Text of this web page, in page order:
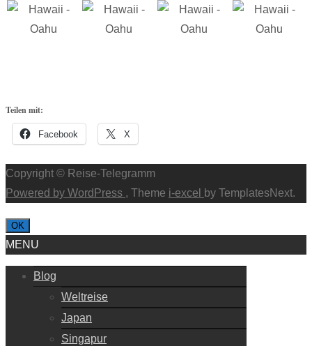
Teilen mit:
Facebook X
Copyright © Reise-Telegramm
Powered by WordPress , Theme i-excel by TemplatesNext.
OK
MENU
Blog
Weltreise
Japan
Singapur